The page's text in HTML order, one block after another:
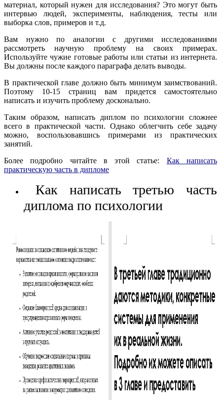
материал, который нужен для исследования? Это могут быть
интервью людей, эксперименты, наблюдения, тесты или
выборка слов, примеров и т.д.
Вам нужно по аналогии с другими исследованиями
рассмотреть научную проблему на своих примерах.
Используйте чужие готовые работы или статьи из интернета.
Вы должны после каждого параграфа делать выводы.
В практической главе должно быть минимум заимствований.
Поэтому 10-15 страниц вам придется самостоятельно
написать и изучить проблему досконально.
Таким образом, написать диплом по психологии сложнее
всего в практической части. Однако облегчить себе задачу
можно, воспользовавшись примерами из практических
занятий.
Более подробно читайте в этой статье: Как написать
практическую часть в дипломе
Как написать третью часть
диплома по психологии